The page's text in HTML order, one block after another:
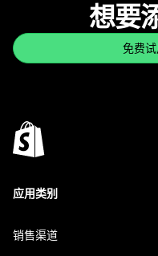
想要
免费
应用类别
销售渠道